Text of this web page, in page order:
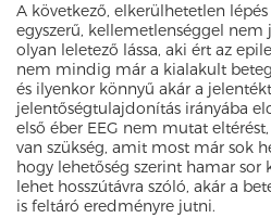
A következő, elkerülhetetlen lépés
egyszerű, kellemetlenséggel nem
olyan leletező lássa, aki ért az
nem mindig már a kialakult
és ilyenkor könnyű akár a
jelentőségtulajdonítás irányába
első éber EEG nem mutat
van szükség, amit most már sok
hogy lehetőség szerint hamar sor
lehet hosszútávra szóló, akár a
is feltáró eredményre jutni.